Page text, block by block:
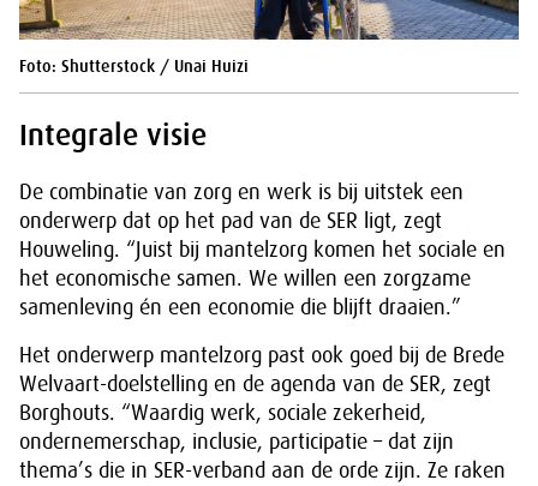
Foto: Shutterstock / Unai Huizi
Integrale visie
De combinatie van zorg en werk is bij uitstek een
onderwerp dat op het pad van de SER ligt, zegt
Houweling. “Juist bij mantelzorg komen het sociale en
het economische samen. We willen een zorgzame
samenleving én een economie die blijft draaien.”
Het onderwerp mantelzorg past ook goed bij de Brede
Welvaart-doelstelling en de agenda van de SER, zegt
Borghouts. “Waardig werk, sociale zekerheid,
ondernemerschap, inclusie, participatie – dat zijn
thema’s die in SER-verband aan de orde zijn. Ze raken